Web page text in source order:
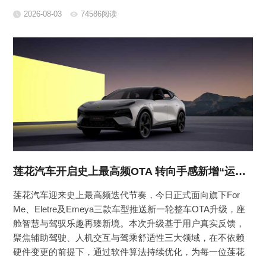
2026-08-03 74586阅读
莲花汽车开启史上最高频OTA 转向手感新增“运动+”模式驾控再升级
莲花汽车迎来史上最高频迭代节奏，今日正式面向旗下For
Me、Eletre及Emeya三款车型推送新一轮整车OTA升级，座
舱智慧与驾驭乐趣再臻新境。本次升级基于用户真实反馈，
聚焦辅助驾驶、人机交互与驾乘舒适性三大领域，在不依赖
硬件变更的前提下，通过软件算法持续优化，为每一位莲花